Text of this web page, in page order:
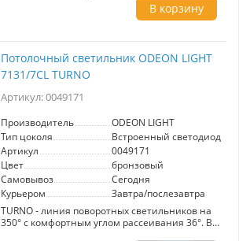
В корзину
Потолочный светильник ODEON LIGHT
7131/7CL TURNO
Артикул: 0049171
Производитель
ODEON LIGHT
Тип цоколя
Встроенный светодиод
Артикул
0049171
Цвет
бронзовый
Самовывоз
Сегодня
Курьером
Завтра/послезавтра
TURNO - линия поворотных светильников на
350° с комфортным углом рассеивания 36°. В